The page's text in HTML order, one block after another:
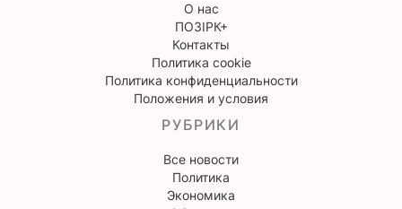
О нас
ПОЗІРК+
Контакты
Политика cookie
Политика конфиденциальности
Положения и условия
РУБРИКИ
Все новости
Политика
Экономика